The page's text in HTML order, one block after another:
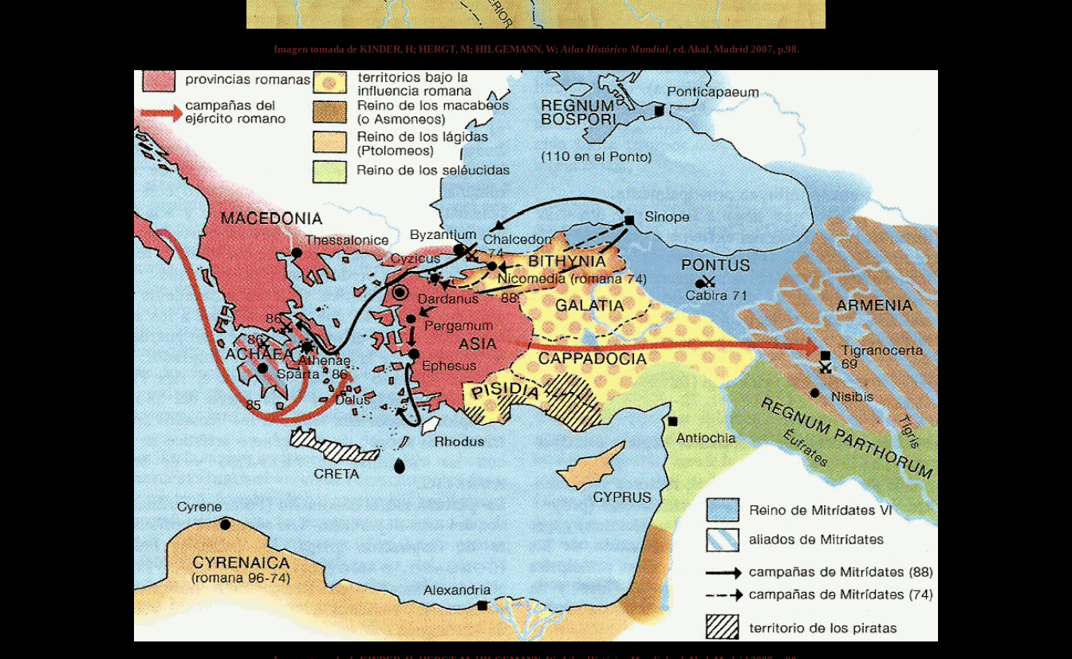
Imagen tomada de KINDER, H; HERGT, M; HILGEMANN, W;Atlas Histórico Mundial, ed. Akal, Madrid 2007, p.98.